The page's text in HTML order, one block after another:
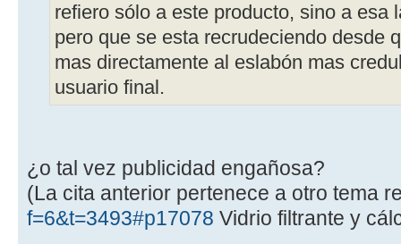
refiero sólo a este producto, sino a esa
pero que se esta recrudeciendo desde
mas directamente al eslabón mas
usuario final.
¿o tal vez publicidad engañosa?
(La cita anterior pertenece a otro tema
f=6&t=3493#p17078 Vidrio filtrante y